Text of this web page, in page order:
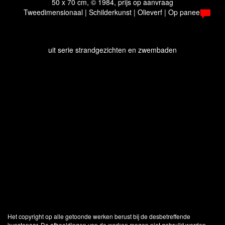
50 x 70 cm, © 1984, prijs op aanvraag
Tweedimensionaal | Schilderkunst | Olieverf | Op paneel
uit serie strandgezichten en zwembaden
Het copyright op alle getoonde werken berust bij de desbetreffende